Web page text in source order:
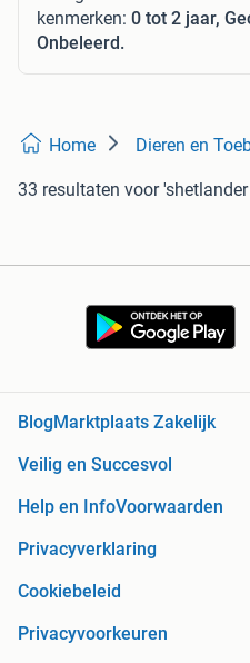
kenmerken: 0 tot 2 jaar,
Onbeleerd.
Home Dieren en
33 resultaten voor
Blog Marktplaats Zakelijk
Veilig en Succesvol
Help en InfoVoorwaarden
Privacyverklaring
Cookiebeleid
Privacyvoorkeuren